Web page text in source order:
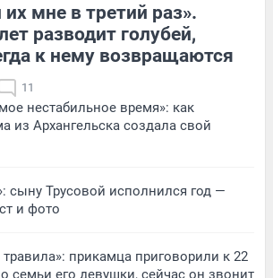
мне в третий раз».
разводит голубей,
к нему возвращаются
11
нестабильное время»: как
из Архангельска создала свой
сыну Трусовой исполнился год —
и фото
травила»: прикамца приговорили к 22
семьи его девушки, сейчас он звонит